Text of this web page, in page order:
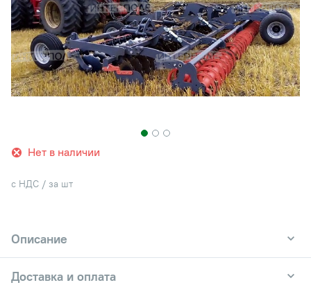
Нет в наличии
с НДС / за шт
Описание
Доставка и оплата